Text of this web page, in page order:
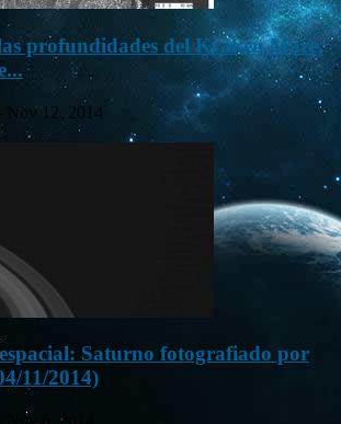
profundidades del Kraken Mare,
Nov 12, 2014
Saturno fotografiado por
11/2014)
Nov 6, 2014